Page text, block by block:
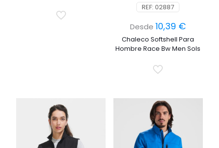
REF: 02887
Desde10,39 €
Chaleco Softshell Para
Hombre Race Bw Men Sols